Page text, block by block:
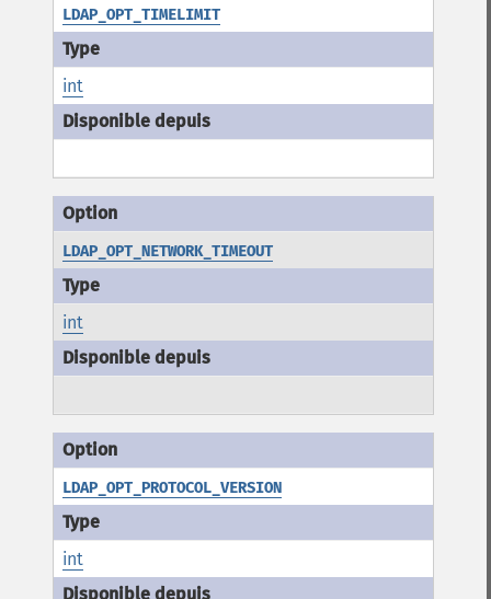
LDAP_OPT_TIMELIMIT
int
LDAP_OPT_NETWORK_TIMEOUT
int
LDAP_OPT_PROTOCOL_VERSION
int